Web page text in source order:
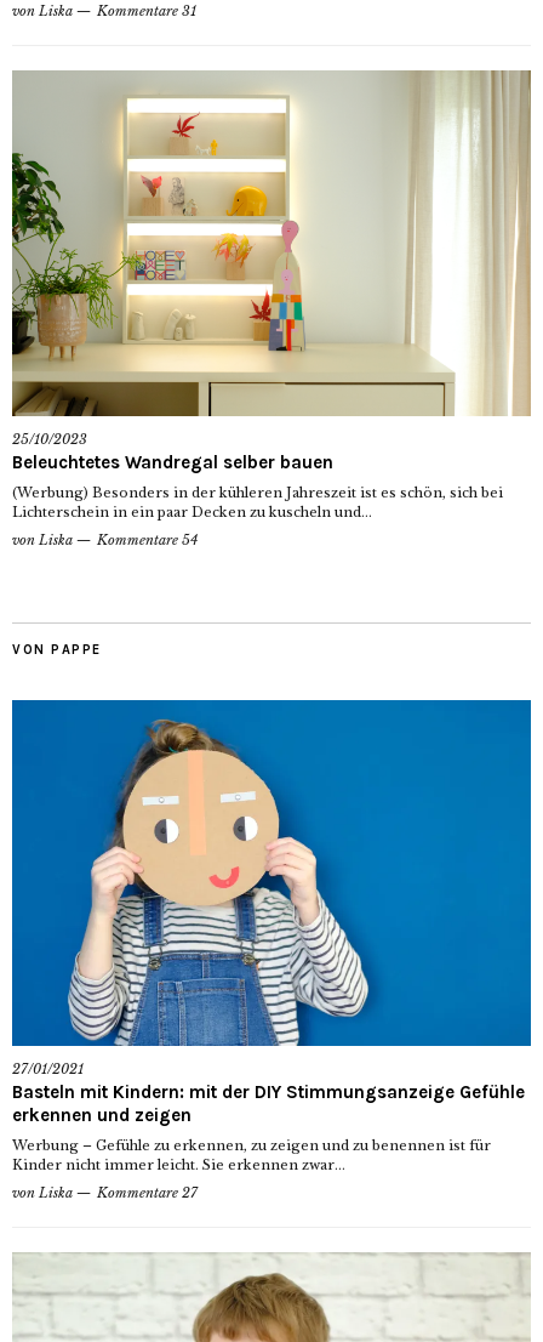
von Liska Kommentare 31
25/10/2023
Beleuchtetes Wandregal selber bauen
(Werbung) Besonders in der kühleren Jahreszeit ist es schön, sich bei
Lichterschein in ein paar Decken zu kuscheln und...
von Liska Kommentare 54
VON PAPPE
27/01/2021
Basteln mit Kindern: mit der DIY Stimmungsanzeige Gefühle
erkennen und zeigen
Werbung – Gefühle zu erkennen, zu zeigen und zu benennen ist für
Kinder nicht immer leicht. Sie erkennen zwar...
von Liska Kommentare 27